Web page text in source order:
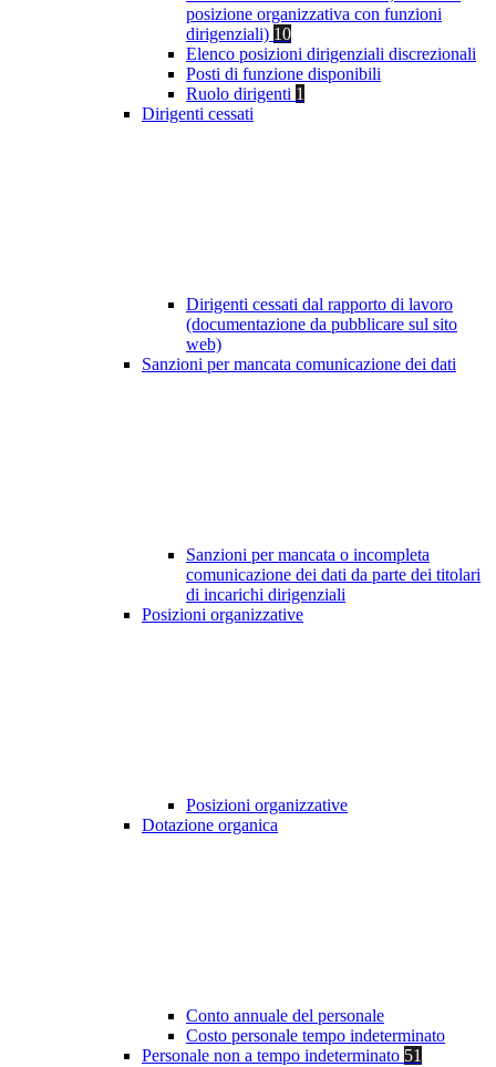
posizione organizzativa con funzioni
dirigenziali) 10
Elenco posizioni dirigenziali discrezionali
Posti di funzione disponibili
Ruolo dirigenti 1
Dirigenti cessati
Dirigenti cessati dal rapporto di lavoro
(documentazione da pubblicare sul sito
web)
Sanzioni per mancata comunicazione dei dati
Sanzioni per mancata o incompleta
comunicazione dei dati da parte dei titolari
di incarichi dirigenziali
Posizioni organizzative
Posizioni organizzative
Dotazione organica
Conto annuale del personale
Costo personale tempo indeterminato
Personale non a tempo indeterminato 51